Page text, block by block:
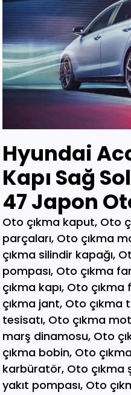
Hyundai
Kapı Sağ
47 Japon
Oto çıkma kaput, Oto çıkma şanzıman ve parçaları, Oto çıkma motor ve parçaları, Oto çıkma silindir kapağı, Oto çıkma direksiyon pompası, Oto çıkma far, Oto çıkma tampon Oto çıkma kapı, Oto çıkma far, Oto çıkma stop, Oto çıkma jant, Oto çıkma tabla, Oto çıkma elektrik tesisatı, Oto çıkma motor tesisatı, Oto çıkma marş dinamosu, Oto çıkma şarz dinamosu, Oto çıkma bobin, Oto çıkma enjektör, Oto çıkma karbüratör, Oto çıkma şamandıra , Oto çıkma yakıt pompası, Oto çıkma eksoz, Oto çıkma manifold, Oto çıkma katalizör, Oto çıkma beyin, Oto çıkma airbag, Oto çıkma sigorta, Oto çıkma sinyal, Oto hava filitre kazanı, Oto çıkma yağ filtresi, Oto çıkma yakıt filtresi, Oto çıkma debriyaj seti, Oto çıkma fren seti, Oto çıkma kampana, Oto çıkma körük, Oto çıkma fan, Oto çıkma fan davlumbazı, Oto çıkma soğutucu, Oto çıkma radyatör, Oto çıkma klima kompresörü, Oto çıkma bagaj, Oto çıkma su radyatörünü, Oto çıkma klima radyatörü, Oto çıkma interkol radyatörü, Oto çıkma cam, Oto çıkma çamurluk, Oto çıkma davlumbaz, Oto çıkma güneşlik, Oto çıkma kapı kolu, Oto çıkma kapı saçı, Oto çıkma karter, Oto kesme marşpiyel, Oto çıkma panel, Oto çıkma panjur , Oto çıkma sunroof, Oto çıkma arka tampon, Oto çıkma ön tampon, Oto çıkma ayna, Oto çıkma amartisör, Oto çıkma el freni, Oto çıkma el fren tabancası, Oto çıkma direksiyon simidi, Oto çıkma koltuk, Oto çıkma vites topuzu, Oto çıkma göğüs, Oto çıkma torpido, Oto çıkma kilometre saati, Oto çıkma dingil, Oto çıkma blok, Oto çıkma motor bloğu, Oto çıkma krank, Oto çıkma eksantrik mili, Oto çıkma gaz kelebeği, Oto çıkma kompresör, Oto çıkma mafsal, Oto çıkma motor kulağı, Oto çıkma motor, Oto çıkma piston kolu, Oto çıkma segman, Oto çıkma rulman, Oto çıkma turbo, Oto çıkma yağ pompası, Oto çıkma şanzıman dişlisi, Oto çıkma mafsal, Oto çıkma sekromenç, Oto çıkma türbin, Oto çıkma volant, Oto çıkma aks, Oto çıkma akis, Oto çıkma direksiyon kutusu, Oto çıkma direksiyon mili, Oto çıkma helezyon yayı, Oto çıkma körük, Oto çıkma porya, Oto çıkma sis çerçevesi, Oto çıkma kapı menteşesi, Oto çıkma sis farı, Oto çıkma difaransiyel, Oto çıkma traves, Oto çıkma cam motoru, Oto çıkma sinyal, Oto çıkma cam düğmesi, Oto çıkma kapı döşemesi, Oto çıkma cam kirkosu, Oto çıkma kalorifer kutusu, Oto çıkma beşik, Oto çıkma filtre, Oto çıkma konsül, Oto çıkma tampon demiri, Oto çıkma kapı kilidi, Oto çıkma motor takozu, Oto çıkma kampana, Oto çıkma gösterge paneli, Oto çıkma taşıyıcı, Oto kesme tavan, Oto kesme marşpiyel, Oto kesme çamurluk, Oto kesme yarım arka, Oto çıkma hava akış metresi, Oto çıkma vestenhaouse, Oto çıkma vestibhouse, Oto çıkma park sensörü Oto çıkma kapı fitilleri, Oto çıkma cam düğmesi, Oto çıkma motor takozu, Oto çıkma vites topuzu, Oto çıkma far beyni, Oto çıkma motor beyni, Oto çıkma airbag beyni, Oto çıkma abs beyni, Oto çıkma şanzıman beyni, Oto parça, Oto çıkma yedek parça, Oto oto yedek parça, Oto sigorta kutusu, Oto çıkma su bidonu, Oto çıkma teyp, Oto çıkma cd çalar, Oto çıkma rölanti ayarlayıcı, Oto çıkma kolon kilidi, Oto çıkma kapı kilidi, Oto çıkma kapı iç açma kolu, Oto çıkma kapı çıtası, Oto çıkma tavan çıtası, Oto çıkma krank kasnağı, Oto çıkma eksantrik kasnağı, Oto çıkma alt travers, Oto çıkma arka dingil, Oto çıkma fren merkezi, Oto çıkma imop kutus, Oto çıkma sigorta tablası, Oto çıkma klima ekranı, Oto çıkma vakum, Oto çıkma orta havalandırma, Oto çıkma radyo ekranı, Oto çıkma yağ pompası, Oto çıkma şanzıman kulağı, Oto çıkma debriyaj bilyası, Oto çıkma direksiyon spotu, Oto çıkma direksiyon sargısı, Oto çıkma airbag sargısı, Oto çıkma tesisat kablosu, Oto çıkma klima paneli, Oto çıkma ön kapı, Oto çıkma arka kapı, Oto çıkma baskı balata, Oto çıkma volant, Oto çıkma yedek parça, Oto çıkma parça, Oto oto yedek parça, Oto parça, Çıkma parça, Oto çıkma parçaları, Çıkma parçaları, Oto yedek parça, Oto çıkma şanzıman, Oto çıkma hoparlör, Oto çıkma fren vakum, Oto çıkma map sensösrü, Oto çıkma cam silgi motoru, Oto çıkma cam silgi kolu, Oto çıkma flaşö, Oto çıkma vites levyesi, Oto çıkma turbo basınç Oto çıkma vestinghouse, Oto çıkma gaz pedalı, Oto çıkma su bidonu, Oto çıkma ganister, Oto çıkma tampon braketi, Oto çıkma çamurluk davlumbazı, Oto çıkma el fren teli, Oto çıkma şarj dinamosu, Oto çıkma biel kolu, Oto çıkma hava akış metresi, Oto çıkma eksoz sondası, Oto çıkma emme manifoldu, Oto çıkma fincan, Oto çıkma itici horozlar, Oto çıkma piyano mili, Oto çıkma vites halatı, Oto çıkma tavan döşemesi, Oto çıkma sanroof düğmesi, Oto çıkma sanroof camı, Oto çıkma tavan anteni, Oto çıkma kapı bantları, Oto çıkma kapı soketi, Oto çıkma kapı tesisatı, Oto çıkma koltuk ayar düğmesi, Oto çıkma kapı rayı, Oto çıkma şanzıman dişlisi, Oto çıkma reyil borusu, Oto çıkma buji kablosu, Oto çıkma yağ çubuğu, Oto çıkma distribitör kapağı, Oto çıkma termostat, Oto çıkma map sensörü, Oto çıkma motor kaputu, Oto çıkma kapı nikelajı, Oto çıkma tampon nikelajı, Oto çıkma fren disk, Oto çıkma debriyaj rulmanı, Oto çıkma karbüratör, Oto çıkma eksoz takozu, Oto çıkma körük, Oto çıkma cam su deposu, Oto çıkma genleşme kavanozu, Oto çıkma süspansiyon, Oto çıkma devirdaim hortumu, Oto çıkma travers, Oto çıkma yedek su deposu, Oto çıkma emme manifolt, Oto çıkma kaset çalar, Oto çıkma kapı bandı, Oto çıkma eksantrik horuzu, Oto çıkma xenon far beyni, Oto çıkma tampon ızgarası, Oto çıkma cd çalar, Oto çıkma yakıt deposu, Oto çıkma tampon kaplaması, Oto çıkma kaput mandalı, Oto çıkma el fren düğmesi, Oto çıkma dikiz aynası, Oto çıkma yarım motor, Oto çıkma turbo borusu, Oto çıkma dış ayna, Oto çıkma iç ayna, Oto çıkma tozluk kapağı, Oto çıkma tampon alt bagaliti, Oto çıkma toz